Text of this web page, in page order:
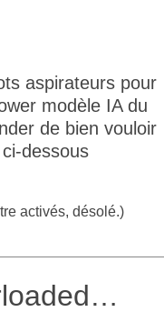
aspirateurs pour
modèle IA du
de bien vouloir
dessous
activés, désolé.)